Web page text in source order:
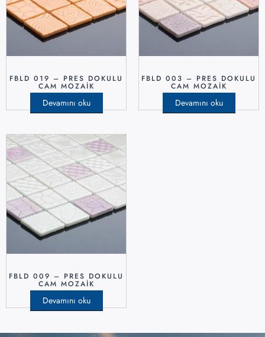
FBLD 019 – PRES DOKULU
CAM MOZAIK
Devamını oku
FBLD 003 – PRES DOKULU
CAM MOZAIK
Devamını oku
FBLD 009 – PRES DOKULU
CAM MOZAIK
Devamını oku